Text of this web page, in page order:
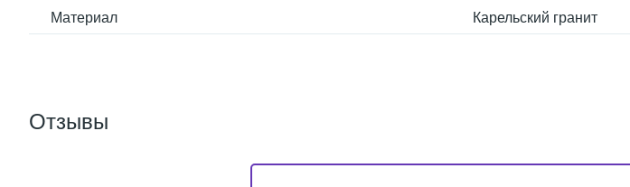
Материал Карельский гранит
Отзывы